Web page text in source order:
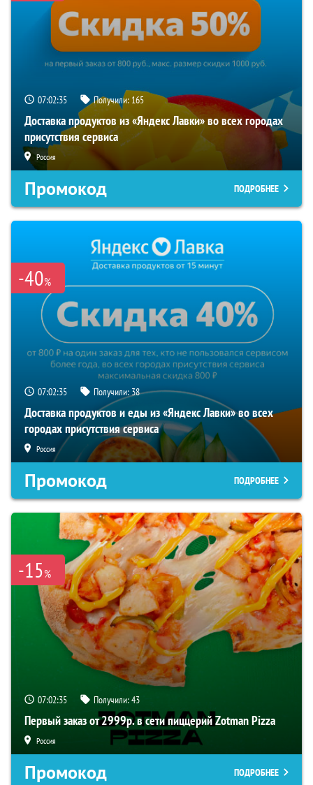
07:02:34 Получили: 165
Доставка продуктов из «Яндекс Лавки» во всех городах
присутствия сервиса
Россия
Промокод ПОДРОБНЕЕ
-40%
07:02:34 Получили:38
Доставка продуктов и еды из «Яндекс Лавки» во всех
городах присутствия сервиса
Россия
Промокод ПОДРОБНЕЕ
-15%
07:02:34 Получили:43
Первый заказ от 2999р. в сети пиццерий Zotman Pizza
Россия
Промокод ПОДРОБНЕЕ